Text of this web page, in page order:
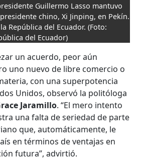
Guillermo Lasso mantuvo
chino, Xi Jinping, en Pekín.
República del Ecuador. (Foto:
del Ecuador)
un acuerdo, peor aún
uno nuevo de libre comercio o
con una superpotencia
Unidos, observó la politóloga
Jaramillo. “El mero intento
una falta de seriedad de parte
que, automáticamente, le
en términos de ventajas en
futura”, advirtió.